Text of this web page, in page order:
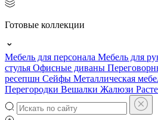
Готовые коллекции
Мебель для персонала Мебель для
стулья Офисные диваны
ресепшн Сейфы Металлическая
Перегородки Вешалки Жалюзи